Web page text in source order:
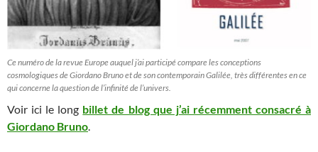
Ce numéro de la revue Europe auquel j’ai participé compare les conceptions
cosmologiques de Giordano Bruno et de son contemporain Galilée, très différentes en ce
qui concerne la question de l’infinité de l’univers.
Voir ici le long billet de blog que j’ai récemment consacré à
Giordano Bruno